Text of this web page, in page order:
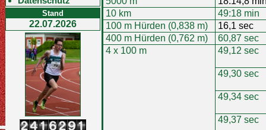
Stand
22.07.2026
10 km
49:18 min
100 m Hürden (0,838 m)
16,1 sec
400 m Hürden (0,762 m)
60,87 sec
4 x 100 m
49,12 sec
49,30 sec
49,34 sec
49,37 sec